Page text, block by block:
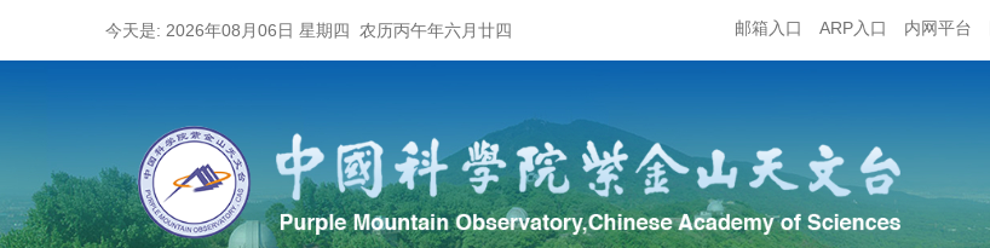
今天是: 2026年08月06日 星期四 农历丙午年六月廿四 邮箱入口 ARP入口 内网平台